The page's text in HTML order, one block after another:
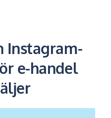
Instagram-
e-handel